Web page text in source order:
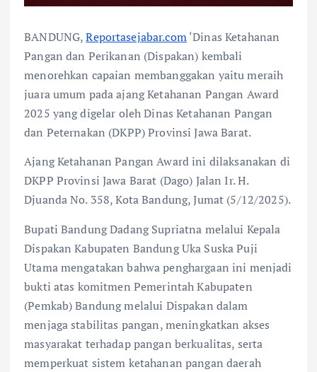
BANDUNG,Reportasejabar.com‘Dinas Ketahanan
Pangan dan Perikanan (Dispakan) kembali
menorehkan capaian membanggakan yaitu meraih
juara umum pada ajang Ketahanan Pangan Award
2025 yang digelar oleh Dinas Ketahanan Pangan
dan Peternakan (DKPP) Provinsi Jawa Barat.
Ajang Ketahanan Pangan Award ini dilaksanakan di
DKPP Provinsi Jawa Barat (Dago) Jalan Ir. H.
Djuanda No. 358, Kota Bandung, Jumat (5/12/2025).
Bupati Bandung Dadang Supriatna melalui Kepala
Dispakan Kabupaten Bandung Uka Suska Puji
Utama mengatakan bahwa penghargaan ini menjadi
bukti atas komitmen Pemerintah Kabupaten
(Pemkab) Bandung melalui Dispakan dalam
menjaga stabilitas pangan, meningkatkan akses
masyarakat terhadap pangan berkualitas, serta
memperkuat sistem ketahanan pangan daerah